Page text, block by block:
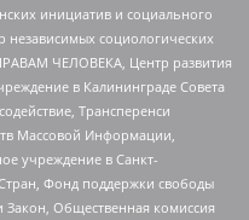
инициатив и социального
независимых социологических
ЧЕЛОВЕКА, Центр развития
в Калининграде Совета
Трансперенси
Массовой Информации,
учреждение в Санкт-
Фонд поддержки свободы
Закон, Общественная комиссия